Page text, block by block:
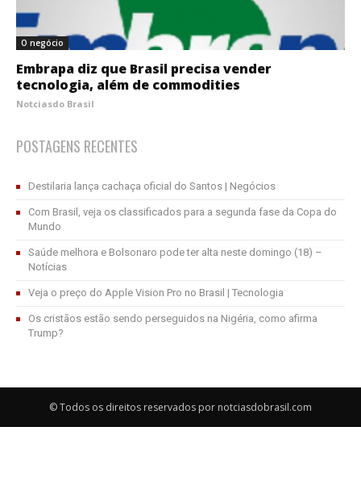
O negócio
Embrapa diz que Brasil precisa vender
tecnologia, além de commodities
Notciasdo Brasil
POSTAGENS RECENTES
Destilaria lança cachaça oficial do Santos | Negócios
Com Brasil, veja os classificados para a segunda fase da Copa do
Mundo
Saúde melhora e Bolsonaro pode ter alta neste domingo (18) –
Notícias
Veja o preço do Apple Vision Pro no Brasil | Tecnologia
Os cristãos estão sendo perseguidos na Nigéria, como afirma
Trump?
© Todos os direitos reservados por notciasdobrasil.com